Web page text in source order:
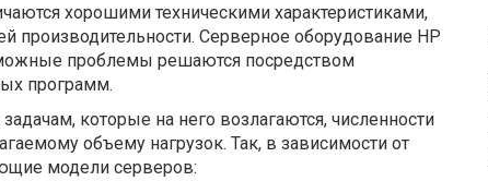
хорошими техническими характеристиками,
Серверное оборудование HP
проблемы решаются посредством
программ.
которые на него возлагаются, численности
объему нагрузок. Так, в зависимости от
модели серверов: